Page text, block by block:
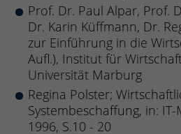
Prof. Dr. Paul Alpar, Prof.
Dr. Karin Küffmann, Dr.
zur Einführung in die
Aufl.), Institut für
Universität Marburg
Regina Polster;
Systembeschaffung, in:
1996, S.10 - 20